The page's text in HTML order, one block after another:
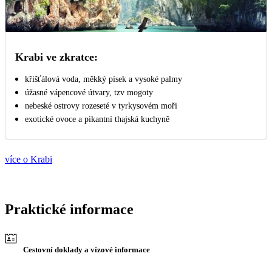
Krabi ve zkratce:
křišťálová voda, měkký písek a vysoké palmy
úžasné vápencové útvary, tzv mogoty
nebeské ostrovy rozeseté v tyrkysovém moři
exotické ovoce a pikantní thajská kuchyně
více o Krabi
Praktické informace
Cestovní doklady a vízové informace